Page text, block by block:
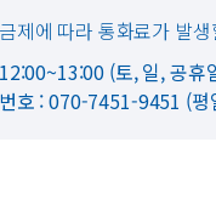
제에 따라 통화료가 발
(토, 일, 공휴
호 : 070-7451-9451 (평